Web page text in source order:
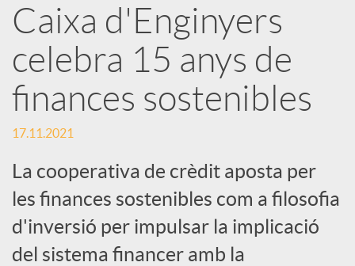
r
x
e
s
S
Caixa d'Enginyers
celebra 15 anys de
finances sostenibles
17.11.2021
La cooperativa de crèdit aposta per
les finances sostenibles com a filosofia
d'inversió per impulsar la implicació
del sistema financer amb la